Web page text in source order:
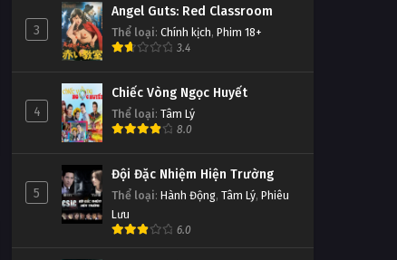
3
Angel Guts: Red Classroom
Thể loại: Chính kịch, Phim 18+
3.4
4
Chiếc Vòng Ngọc Huyết
Thể loại: Tâm Lý
8.0
5
Đội Đặc Nhiệm Hiện Trường
Thể loại: Hành Động, Tâm Lý, Phiêu
Lưu
6.0